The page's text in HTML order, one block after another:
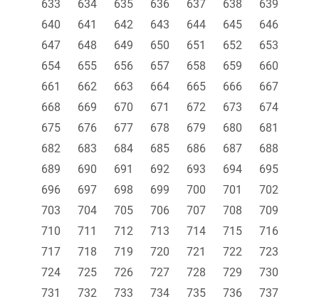
633
634 635 636 637 638
639
640
641 642 643 644 645
646
647
648 649 650 651 652
653
654
655 656 657 658 659
660
661
662 663 664 665 666
667
668
669 670 671 672 673
674
675
676 677 678 679 680
681
682
683 684 685 686 687
688
689
690 691 692 693 694
695
696
697 698 699 700 701
702
703
704 705 706 707 708
709
710
711 712 713 714 715
716
717
718 719 720 721 722
723
724
725 726 727 728 729
730
731
732 733 734 735 736
737